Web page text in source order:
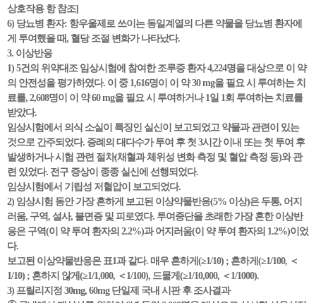
상호작용 항 참조]
6) 당뇨병 환자: 항우울제로 쓰이는 동일계열의 다른 약물을 당뇨병 환자에
게 투여했을 때, 혈당 조절 변화가 나타났다.
3. 이상반응
1) 5건의 위약대조 임상시험에 참여한 조루증 환자 4,224명을 대상으로 이 약
의 안전성을 평가하였다. 이 중 1,616명이 이 약 30 mg을 필요 시 투여하는 치
료를, 2,608명이 이 약 60 mg을 필요 시 투여하거나 1일 1회 투여하는 치료를
받았다.
임상시험에서 의식 소실이 특징인 실신이 보고되었고 약물과 관련이 있는
것으로 간주되었다. 증례의 대다수가 투여 후 첫 3시간 이내 또는 첫 투여 후
발생하거나 시험 관련 절차(채혈과 체위성 변화 측정 및 혈압 측정 등)와 관
련 있었다. 전구 증상이 종종 실신에 선행되었다.
임상시험에서 기립성 저혈압이 보고되었다.
2) 임상시험 동안 가장 흔하게 보고된 이상약물반응(5% 이상)은 두통, 어지
러움, 구역, 설사, 불면증 및 피로였다. 투여중단을 초래한 가장 흔한 이상반
응은 구역(이 약 투여 환자의 2.2%)과 어지러움(이 약 투여 환자의 1.2%)이었
다.
보고된 이상약물반응은 표1과 같다. 매우 흔하게(≥1/10) ; 흔하게(≥1/100, ＜
1/10) ; 흔하지 않게(≥1/1,000, ＜1/100), 드물게(≥1/10,000, ＜1/1000).
3) 프릴리지정 30mg, 60mg 단일제 국내 시판 후 조사결과